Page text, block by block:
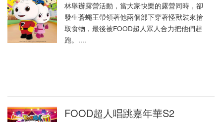
林舉辦露營活動，當大家快樂的露營同時，卻
發生蒼蠅王帶領著他兩個部下穿著怪獸裝來搶
取食物，最後被FOOD超人眾人合力把他們趕
跑。....
FOOD超人唱跳嘉年華S2